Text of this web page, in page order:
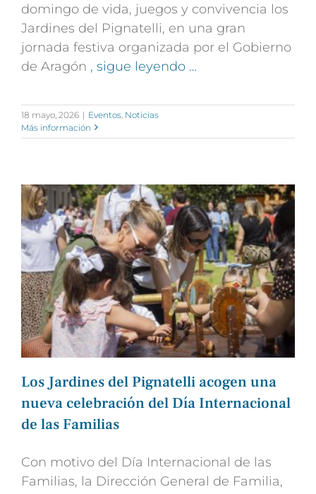
domingo de vida, juegos y convivencia los
Jardines del Pignatelli, en una gran
jornada festiva organizada por el Gobierno
de Aragón , sigue leyendo …
18 mayo, 2026 | Eventos Noticias
Más información
Los Jardines del Pignatelli acogen una
nueva celebración del Día Internacional
de las Familias
Con motivo del Día Internacional de las
Familias, la Dirección General de Familia,